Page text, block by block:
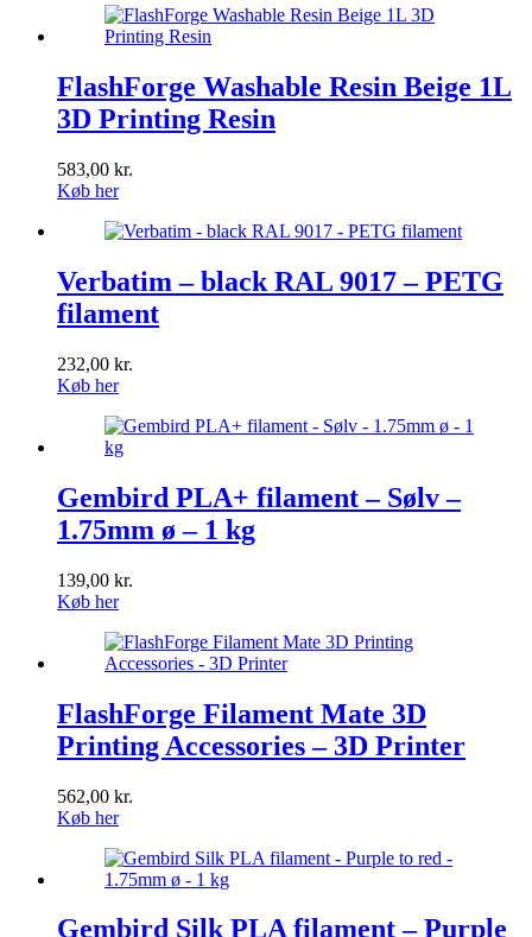
var:
299,00 kr..
er:
FlashForge Washable Resin Beige 1L
3D Printing Resin
583,00 kr.
Køb her
Verbatim – black RAL 9017 – PETG
filament
232,00 kr.
Køb her
Gembird PLA+ filament – Sølv –
1.75mm ø – 1 kg
139,00 kr.
Køb her
FlashForge Filament Mate 3D
Printing Accessories – 3D Printer
562,00 kr.
Køb her
Gembird Silk PLA filament – Purple